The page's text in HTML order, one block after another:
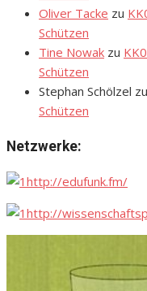
Oliver Tacke zu
Schützen
Tine Nowak zu
Schützen
Stephan Schölzel zu
Schützen
Netzwerke:
http://edufunk.fm/
http://